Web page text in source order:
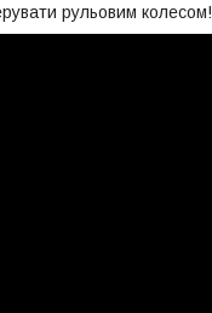
рульовим колесом!